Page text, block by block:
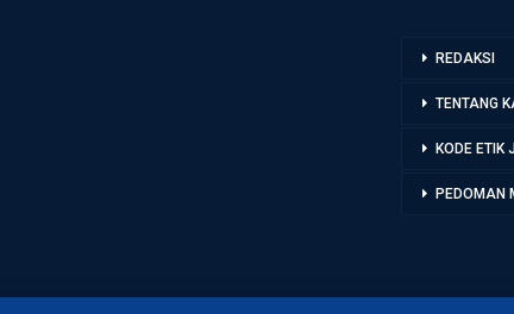
REDAKSI
TENTANG
KODE ETIK
PEDOMAN